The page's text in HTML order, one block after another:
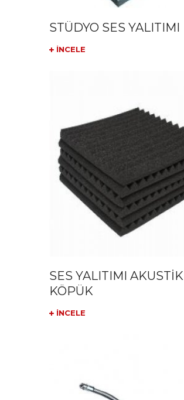
STÜDYO SES YALITIMI
İNCELE
SES YALITIMI AKUSTİK
KÖPÜK
İNCELE